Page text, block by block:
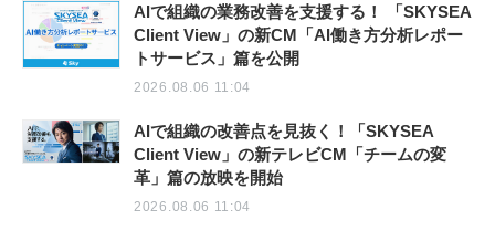
AIで組織の業務改善を支援する！ 「SKYSEA
Client View」の新CM「AI働き方分析レポー
トサービス」篇を公開
2026.08.06 11:04
AIで組織の改善点を見抜く！「SKYSEA
Client View」の新テレビCM「チームの変
革」篇の放映を開始
2026.08.06 11:04